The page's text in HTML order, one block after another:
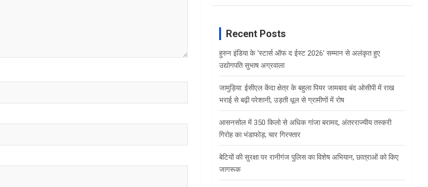
Recent Posts
हुरुन इंडिया के ‘स्टार्स ऑफ द ईस्ट 2026’ सम्मान से अलंकृत हुए
उद्योगपति सुभाष अग्रवाला
जामुड़िया: ईसीएल केंदा क्षेत्र के बहुला पियर जामबाद बंद ओसीपी में राख
भराई से बढ़ी परेशानी, उड़ती धूल से ग्रामीणों में रोष
आसनसोल में 350 किलो से अधिक गांजा बरामद, अंतरराज्यीय तस्करी
गिरोह का भंडाफोड़; चार गिरफ्तार
बेटियों की सुरक्षा पर रानीगंज पुलिस का विशेष अभियान, छात्राओं को किए
जागरूक